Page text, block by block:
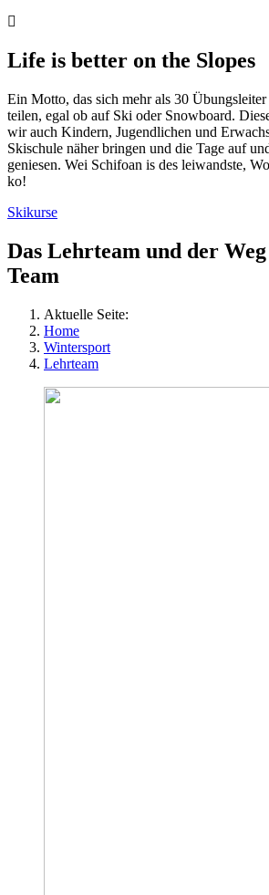
Life is better on the Slopes
Ein Motto, das sich mehr als 30
teilen, egal ob auf Ski oder Snowboard.
wir auch Kindern, Jugendlichen und
Skischule näher bringen und die Tage auf
geniesen. Wei Schifoan is des leiwandste,
ko!
Skikurse
Das Lehrteam und der
Team
Aktuelle Seite:
Home
Wintersport
Lehrteam